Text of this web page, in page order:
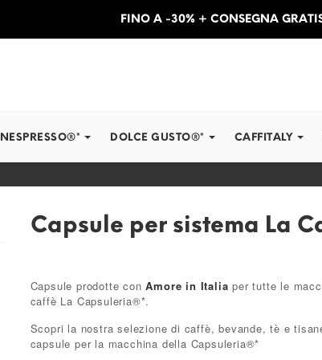
FINO A -30% + CONSEGNA
NESPRESSO®* DOLCE GUSTO®* CAFFITALY
Capsule per sistema La
Capsule prodotte conAmore in Italia per tutte le
caffè La Capsuleria®*.
Scopri la nostra selezione di caffè, bevande, tè e
capsule per la macchina della Capsuleria®*